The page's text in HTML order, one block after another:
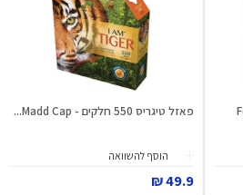
פאזל טיגריס 550 חלקים - Madd Cap...
הוסף להשוואה
49.9 ₪